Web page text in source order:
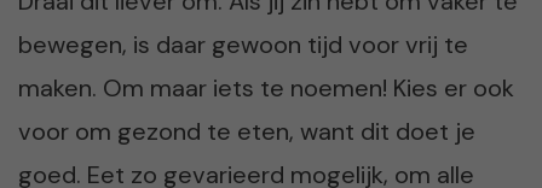
bewegen, is daar gewoon tijd voor vrij te
maken. Om maar iets te noemen! Kies er ook
voor om gezond te eten, want dit doet je
goed. Eet zo gevarieerd mogelijk, om alle